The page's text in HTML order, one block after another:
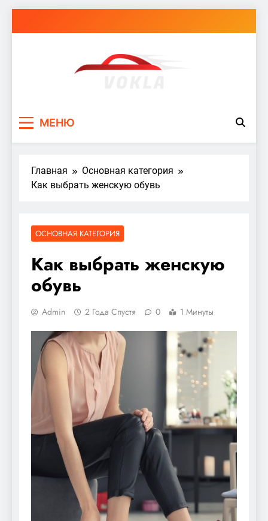
МЕНЮ
Главная
Основная категория
Как выбрать женскую обувь
ОСНОВНАЯ КАТЕГОРИЯ
Как выбрать женскую
обувь
Admin 2 Года Спустя 0 1 Минуты